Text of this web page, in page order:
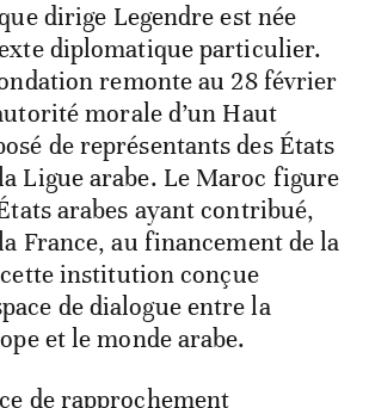
dirige Legendre est née
diplomatique particulier.
remonte au 28 février
morale d’un Haut
de représentants des États
Ligue arabe. Le Maroc figure
arabes ayant contribué,
France, au financement de la
institution conçue
de dialogue entre la
et le monde arabe.
de rapprochement